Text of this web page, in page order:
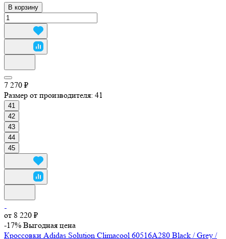
В корзину
7 270 ₽
Размер от производителя: 41
41
42
43
44
45
от 8 220 ₽
-17% Выгодная цена
Кроссовки Adidas Solution Climacool 60516A280 Black / Grey /